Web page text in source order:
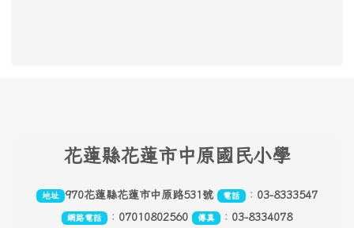
花蓮縣花蓮市中原國民小學
地址 970花蓮縣花蓮市中原路531號 電話 ： 03-8333547
網路電話 ： 07010802560 傳真 ： 03-8334078